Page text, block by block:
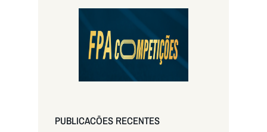
PUBLICACŌES RECENTES